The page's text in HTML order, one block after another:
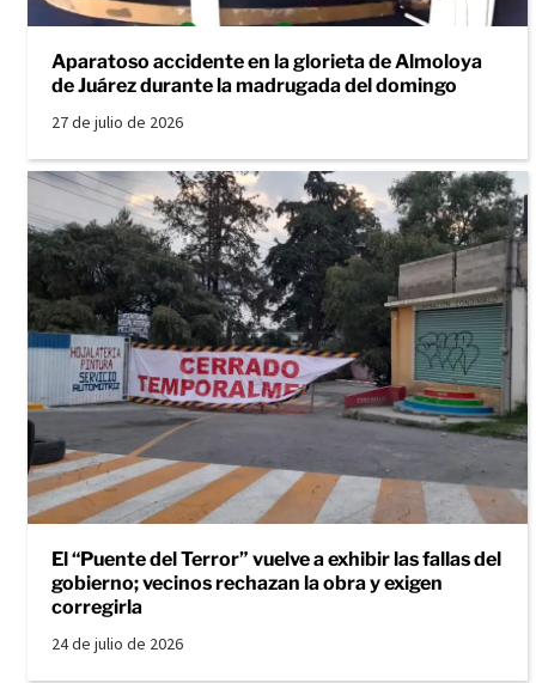
Aparatoso accidente en la glorieta de Almoloya
de Juárez durante la madrugada del domingo
27 de julio de 2026
El “Puente del Terror” vuelve a exhibir las fallas del
gobierno; vecinos rechazan la obra y exigen
corregirla
24 de julio de 2026